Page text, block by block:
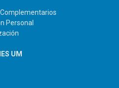
Personal
UM